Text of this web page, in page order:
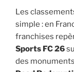
Les
simple : en
franchises
Sports FC 26
des